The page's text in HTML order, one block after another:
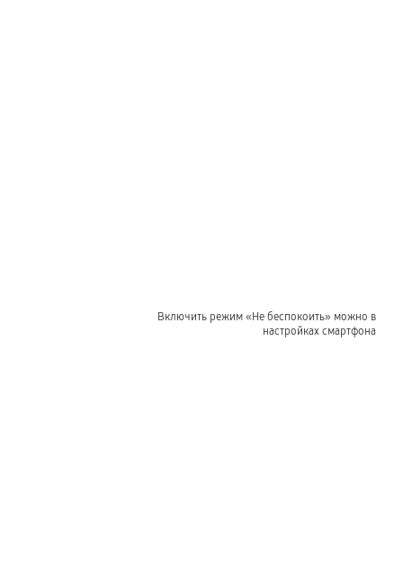
Включить режим «Не беспокоить» можно в
настройках смартфона